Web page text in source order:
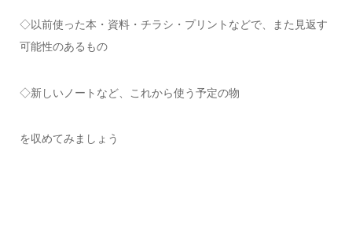
◇以前使った本・資料・チラシ・プリントなどで、また見返す
可能性のあるもの
◇新しいノートなど、これから使う予定の物
を収めてみましょう